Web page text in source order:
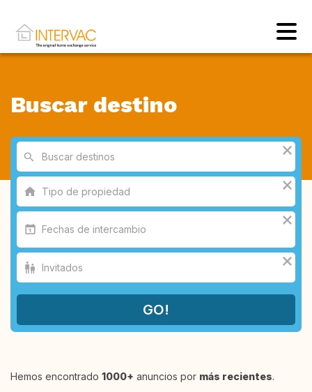
Buscar destino
Hemos encontrado 1000+ anuncios por más recientes.